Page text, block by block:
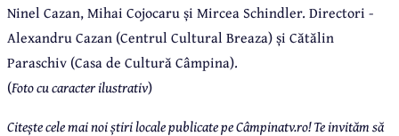
Ninel Cazan, Mihai Cojocaru și Mircea Schindler. Directori -
Alexandru Cazan (Centrul Cultural Breaza) și Cătălin
Paraschiv (Casa de Cultură Câmpina).
(Foto cu caracter ilustrativ)
Citește cele mai noi știri locale publicate pe Câmpinatv.ro! Te invităm să